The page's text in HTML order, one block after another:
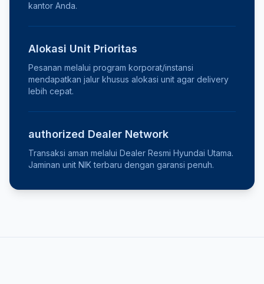
kantor Anda.
Alokasi Unit Prioritas
Pesanan melalui program korporat/instansi
mendapatkan jalur khusus alokasi unit agar delivery
lebih cepat.
authorized Dealer Network
Transaksi aman melalui Dealer Resmi Hyundai Utama.
Jaminan unit NIK terbaru dengan garansi penuh.